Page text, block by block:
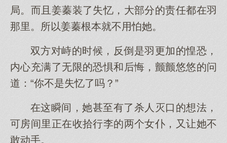
局。而且姜蓁装了失忆，大部分的责任都在羽
那里。所以姜蓁根本就不用怕她。
双方对峙的时候，反倒是羽更加的惶恐，
内心充满了无限的恐惧和后悔，颤颤悠悠的问
道：“你不是失忆了吗？”
在这瞬间，她甚至有了杀人灭口的想法，
可房间里正在收拾行李的两个女仆，又让她不
敢动手。